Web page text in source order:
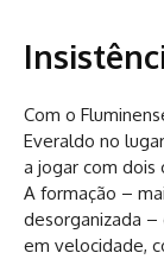
Com o
Everaldo no
a jogar com
A formação –
desorganizada –
em velocidade,